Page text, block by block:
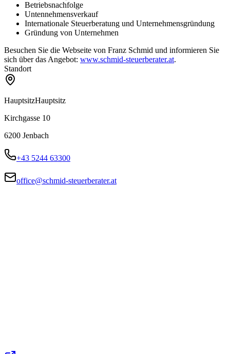
Betriebsnachfolge
Untennehmensverkauf
Internationale Steuerberatung und Unternehmensgründung
Gründung von Unternehmen
Besuchen Sie die Webseite von Franz Schmid und informieren Sie
sich über das Angebot: www.schmid-steuerberater.at.
Standort
HauptsitzHauptsitz
Kirchgasse 10
6200 Jenbach
+43 5244 63300
office@schmid-steuerberater.at